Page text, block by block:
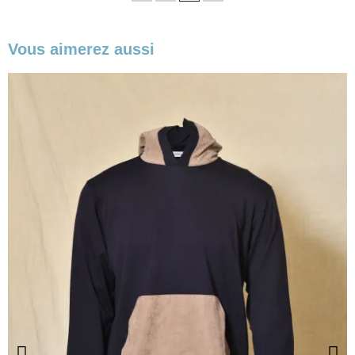
Vous aimerez aussi